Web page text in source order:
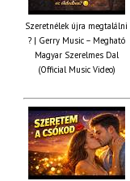
Szeretnélek újra megtalálni
? | Gerry Music – Megható
Magyar Szerelmes Dal
(Official Music Video)